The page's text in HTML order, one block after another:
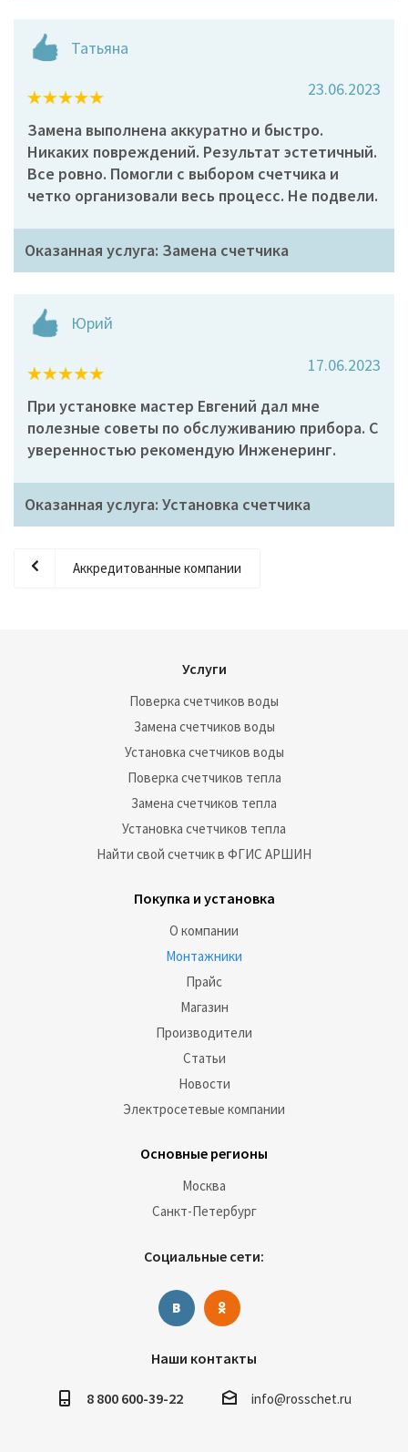
Татьяна
23.06.2023
Замена выполнена аккуратно и быстро.
Никаких повреждений. Результат эстетичный.
Все ровно. Помогли с выбором счетчика и
четко организовали весь процесс. Не подвели.
Оказанная услуга: Замена счетчика
Юрий
17.06.2023
При установке мастер Евгений дал мне
полезные советы по обслуживанию прибора. С
уверенностью рекомендую Инженеринг.
Оказанная услуга: Установка счетчика
Аккредитованные компании
Услуги
Поверка счетчиков воды
Замена счетчиков воды
Установка счетчиков воды
Поверка счетчиков тепла
Замена счетчиков тепла
Установка счетчиков тепла
Найти свой счетчик в ФГИС АРШИН
Покупка и установка
О компании
Монтажники
Прайс
Магазин
Производители
Статьи
Новости
Электросетевые компании
Основные регионы
Москва
Санкт-Петербург
Социальные сети:
Наши контакты
8 800 600-39-22 info@rosschet.ru